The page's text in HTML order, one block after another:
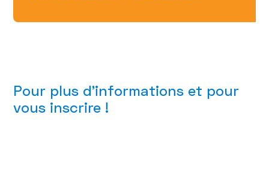
Pour plus d'informations et pour
vous inscrire !